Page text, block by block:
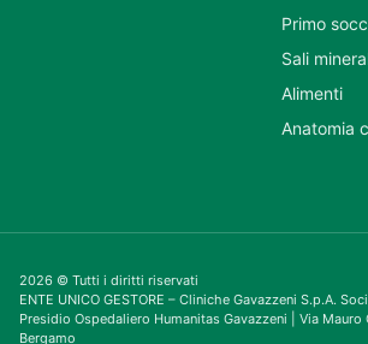
Primo
Sali
Alimenti
Anatomia
2026 © Tutti i diritti riservati
ENTE UNICO GESTORE – Cliniche Gavazzeni S.p.A.
Presidio Ospedaliero Humanitas Gavazzeni | Via Mauro
Bergamo